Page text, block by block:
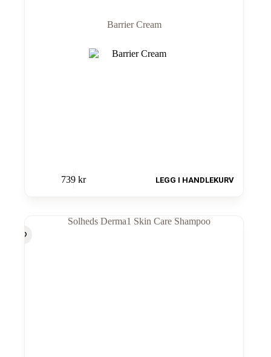
Barrier Cream
739 kr LEGG I HANDLEKURV